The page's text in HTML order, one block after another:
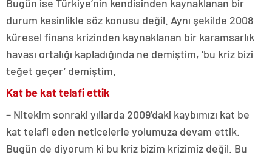
Bugün ise Türkiye’nin kendisinden kaynaklanan bir
durum kesinlikle söz konusu değil. Aynı şekilde 2008
küresel finans krizinden kaynaklanan bir karamsarlık
havası ortalığı kapladığında ne demiştim, ‘bu kriz bizi
teğet geçer’ demiştim.
Kat be kat telafi ettik
– Nitekim sonraki yıllarda 2009’daki kaybımızı kat be
kat telafi eden neticelerle yolumuza devam ettik.
Bugün de diyorum ki bu kriz bizim krizimiz değil. Bu